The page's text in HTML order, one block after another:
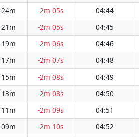
-2m 05s 04:44
-2m 05s 04:45
-2m 06s 04:46
-2m 07s 04:48
-2m 08s 04:49
-2m 08s 04:50
-2m 09s 04:51
-2m 10s 04:52